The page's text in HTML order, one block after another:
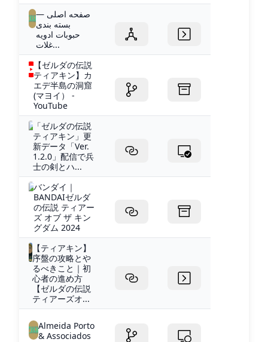
صفحه اصلی —
بسته بندی
حبوبات ادویه
غلات...
【ゼルダの伝説
ティアキン】カ
エデ半島の洞窟
(マヨイ） -
YouTube
「ゼルダの伝説
ティアキン」更
新データ「Ver.
1.2.0」配信で兵
士の剣とハ...
バンダイ｜
BANDAIゼルダ
の伝説 ティアー
ズ オブ ザ キン
グダム 2024
【ティアキン】
序盤の攻略とや
るべきこと｜初
心者の進め方
【ゼルダの伝説
ティアーズオ...
Almeida Porto
& Associados